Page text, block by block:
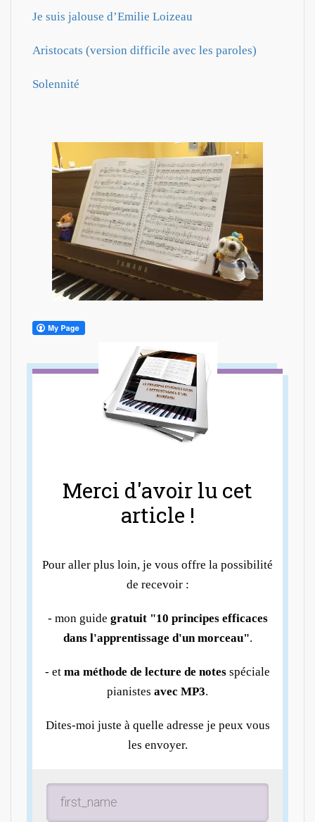
Je suis jalouse d’Emilie Loizeau
Aristocats (version difficile avec les paroles)
Solennité
Merci d'avoir lu cet
article !
Pour aller plus loin, je vous offre la possibilité
de recevoir :
- mon guide gratuit "10 principes efficaces
dans l'apprentissage d'un morceau".
- et ma méthode de lecture de notes spéciale
pianistes avec MP3.
Dites-moi juste à quelle adresse je peux vous
les envoyer.